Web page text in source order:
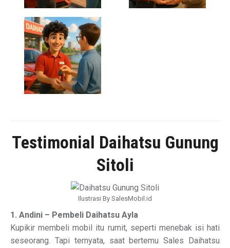
Testimonial Daihatsu Gunung
Sitoli
Ilustrasi By SalesMobil.id
1. Andini – Pembeli Daihatsu Ayla
Kupikir membeli mobil itu rumit, seperti menebak isi hati
seseorang. Tapi ternyata, saat bertemu Sales Daihatsu